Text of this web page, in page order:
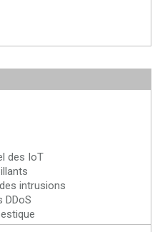
des IoT
intrusions
DDoS